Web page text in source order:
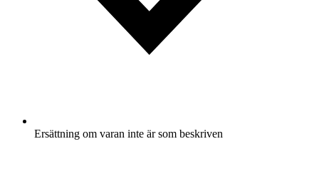
Ersättning om varan inte är som beskriven